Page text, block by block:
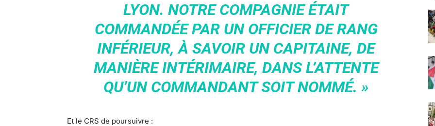
LYON. NOTRE COMPAGNIE ÉTAIT
COMMANDÉE PAR UN OFFICIER DE RANG
INFÉRIEUR, À SAVOIR UN CAPITAINE, DE
MANIÈRE INTÉRIMAIRE, DANS L’ATTENTE
QU’UN COMMANDANT SOIT NOMMÉ. »
Et le CRS de poursuivre :